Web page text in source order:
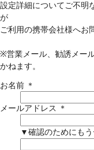
設定詳細についてご不明
が
ご利用の携帯会社様へお
※営業メール、勧誘メー
かねます。
お名前 ＊
メールアドレス ＊
▼確認のためにもう